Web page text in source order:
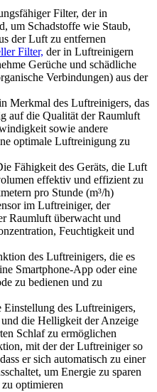
Filter, der in
um Schadstoffe wie Staub,
der Luft zu entfernen
Filter, der in Luftreinigern
Gerüche und schädliche
Verbindungen) aus der
Merkmal des Luftreinigers, das
auf die Qualität der Raumluft
sowie andere
optimale Luftreinigung zu
Fähigkeit des Geräts, die Luft
effektiv und effizient zu
pro Stunde (m³/h)
im Luftreiniger, der
Raumluft überwacht und
Feuchtigkeit und
des Luftreinigers, die es
Smartphone-App oder eine
zu bedienen und zu
Einstellung des Luftreinigers,
die Helligkeit der Anzeige
Schlaf zu ermöglichen
mit der der Luftreiniger so
er sich automatisch zu einer
um Energie zu sparen
optimieren